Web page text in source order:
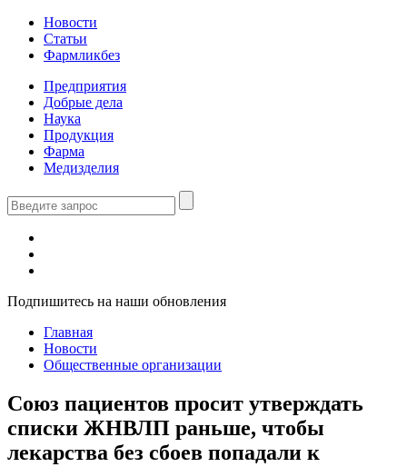
Новости
Статьи
Фармликбез
Предприятия
Добрые дела
Наука
Продукция
Фарма
Медизделия
Подпишитесь на наши обновления
Главная
Новости
Общественные организации
Союз пациентов просит утверждать
списки ЖНВЛП раньше, чтобы
лекарства без сбоев попадали к